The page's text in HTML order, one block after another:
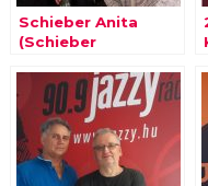
Schieber Anita
(Schieber
Tamás (Günzer
Tamás Pincészete)